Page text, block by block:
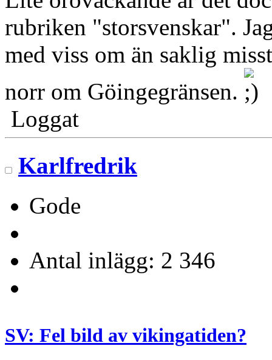
rubriken "storsvenskar".
med viss om än saklig
norr om Göingegränsen.
Loggat
Karlfredrik
Gode
Antal inlägg: 2 346
SV: Fel bild av vikingatiden?